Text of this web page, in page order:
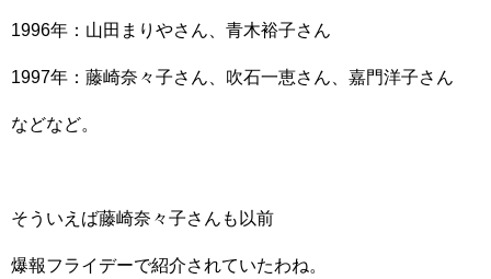
1996年：山田まりやさん、青木裕子さん
1997年：藤崎奈々子さん、吹石一恵さん、嘉門洋子さん
などなど。
そういえば藤崎奈々子さんも以前
爆報フライデーで紹介されていたわね。